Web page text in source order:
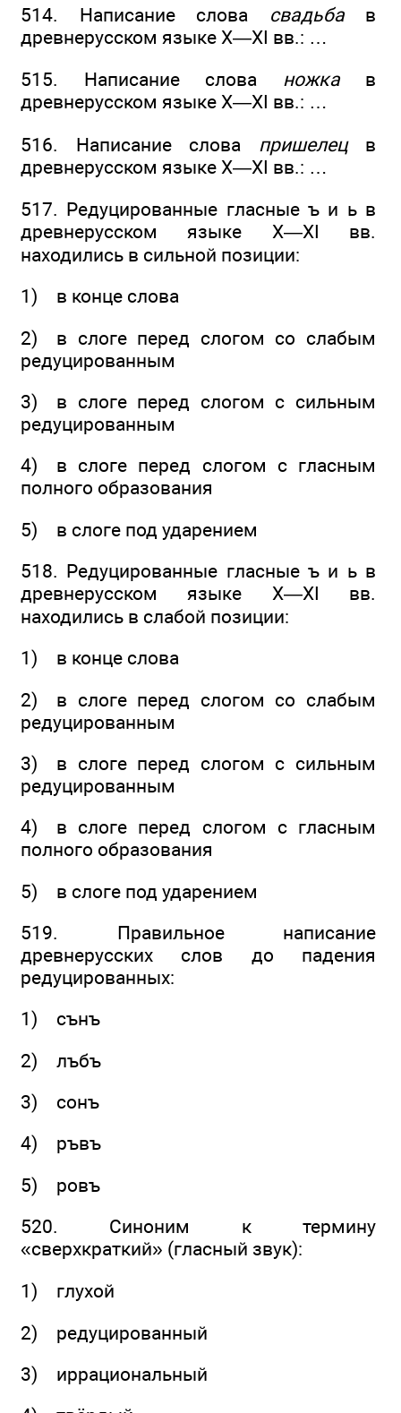
514. Написание слова свадьбав
древнерусском языке X—XI вв.: …
515. Написание слова ножкав
древнерусском языке X—XI вв.: …
516. Написание слова пришелецв
древнерусском языке X—XI вв.: …
517. Редуцированные гласные ъ и ь в
древнерусском языке X—XI вв.
находились в сильной позиции:
1) в конце слова
2) в слоге перед слогом со слабым
редуцированным
3) в слоге перед слогом с сильным
редуцированным
4) в слоге перед слогом с гласным
полного образования
5) в слоге под ударением
518. Редуцированные гласные ъ и ь в
древнерусском языке X—XI вв.
находились в слабой позиции:
1) в конце слова
2) в слоге перед слогом со слабым
редуцированным
3) в слоге перед слогом с сильным
редуцированным
4) в слоге перед слогом с гласным
полного образования
5) в слоге под ударением
519. Правильное написание
древнерусских слов до падения
редуцированных:
1) сънъ
2) лъбъ
3) сонъ
4) ръвъ
5) ровъ
520. Синоним к термину
«сверхкраткий» (гласный звук):
1) глухой
2) редуцированный
3) иррациональный